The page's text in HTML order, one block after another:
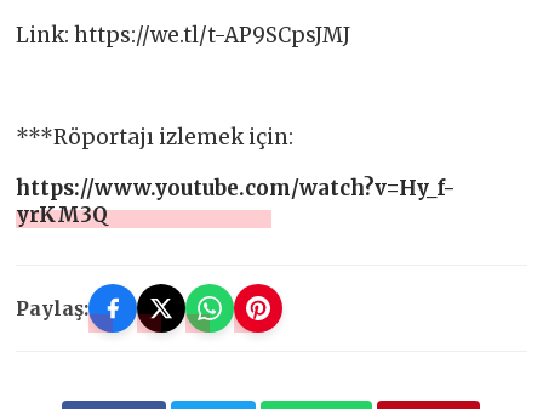
Link: https://we.tl/t-AP9SCpsJMJ
***Röportajı izlemek için:
https://www.youtube.com/watch?v=Hy_f-
yrKM3Q
Paylaş: